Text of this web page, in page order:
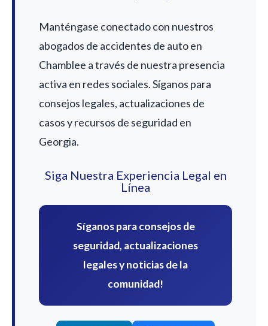
Manténgase conectado con nuestros
abogados de accidentes de auto en
Chamblee a través de nuestra presencia
activa en redes sociales. Síganos para
consejos legales, actualizaciones de
casos y recursos de seguridad en
Georgia.
Siga Nuestra Experiencia Legal en
Línea
Síganos para consejos de
seguridad, actualizaciones
legales y noticias de la
comunidad!